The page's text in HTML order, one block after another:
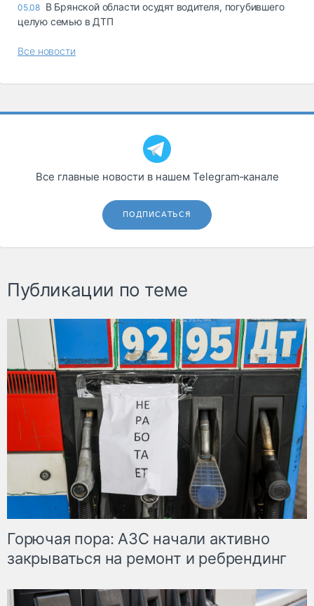
05.08 В Брянской области осудят водителя, погубившего
целую семью в ДТП
Все новости
Все главные новости в нашем Telegram‑канале
ПОДПИСАТЬСЯ
Публикации по теме
Горючая пора: АЗС начали активно
закрываться на ремонт и ребрендинг